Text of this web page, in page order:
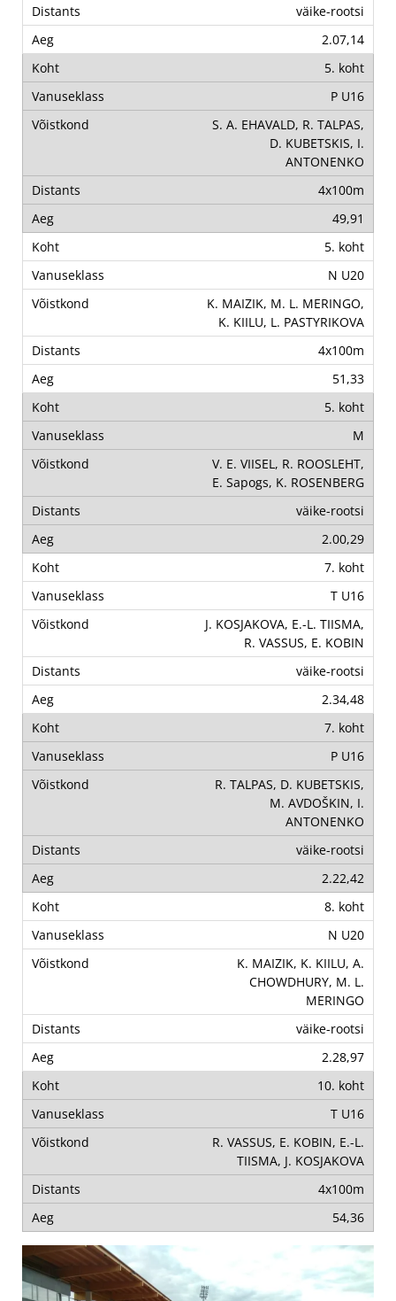
väike-rootsi
2.07,14
5. koht
P U16
S. A. EHAVALD, R. TALPAS,
D. KUBETSKIS, I.
ANTONENKO
4x100m
49,91
5. koht
N U20
K. MAIZIK, M. L. MERINGO,
K. KIILU, L. PASTYRIKOVA
4x100m
51,33
5. koht
M
V. E. VIISEL, R. ROOSLEHT,
E. Sapogs, K. ROSENBERG
väike-rootsi
2.00,29
7. koht
T U16
J. KOSJAKOVA, E.-L. TIISMA,
R. VASSUS, E. KOBIN
väike-rootsi
2.34,48
7. koht
P U16
R. TALPAS, D. KUBETSKIS,
M. AVDOŠKIN, I.
ANTONENKO
väike-rootsi
2.22,42
8. koht
N U20
K. MAIZIK, K. KIILU, A.
CHOWDHURY, M. L.
MERINGO
väike-rootsi
2.28,97
10. koht
T U16
R. VASSUS, E. KOBIN, E.-L.
TIISMA, J. KOSJAKOVA
4x100m
54,36